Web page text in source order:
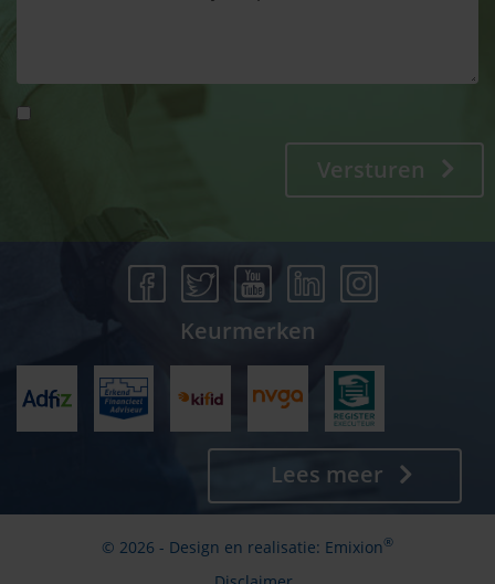
Versturen
Keurmerken
Lees meer
© 2026 - Design en realisatie: Emixion®